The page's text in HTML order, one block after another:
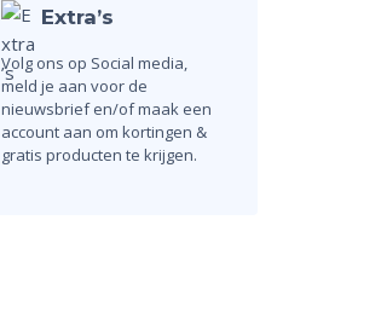
Extra’s
Volg ons op Social media,
meld je aan voor de
nieuwsbrief en/of maak een
account aan om kortingen &
gratis producten te krijgen.